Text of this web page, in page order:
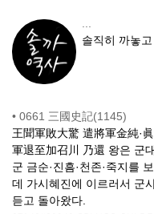
...
솔직히 까놓
• 0661 三國史記(1145)
王聞軍敗大驚 遣將軍金純·
軍退至加召川 乃還 왕은 군
군 금순·진흠·천존·죽지를
데 가시혜진에 이르러서 군
듣고 돌아왔다.